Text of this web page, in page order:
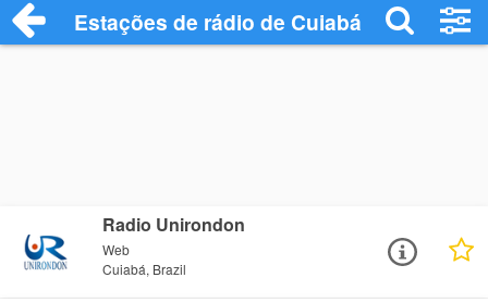
Estações de rádio de Cuiabá - Ouça
Radio Unirondon
Web
Cuiabá, Brazil